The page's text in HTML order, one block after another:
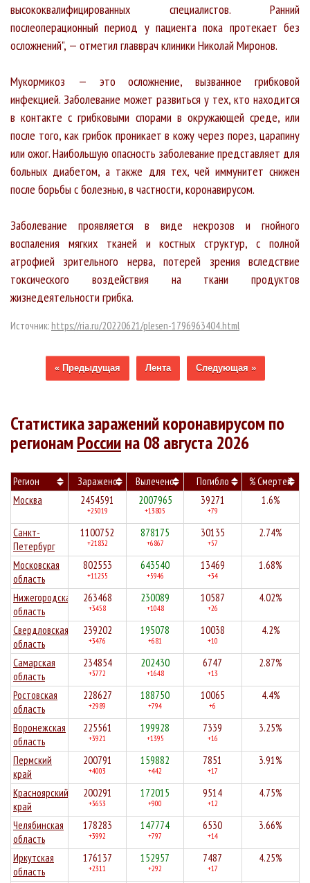
высококвалифицированных специалистов. Ранний
послеоперационный период у пациента пока протекает без
осложнений", — отметил главврач клиники Николай Миронов.
Мукормикоз — это осложнение, вызванное грибковой
инфекцией. Заболевание может развиться у тех, кто находится
в контакте с грибковыми спорами в окружающей среде, или
после того, как грибок проникает в кожу через порез, царапину
или ожог. Наибольшую опасность заболевание представляет для
больных диабетом, а также для тех, чей иммунитет снижен
после борьбы с болезнью, в частности, коронавирусом.
Заболевание проявляется в виде некрозов и гнойного
воспаления мягких тканей и костных структур, с полной
атрофией зрительного нерва, потерей зрения вследствие
токсического воздействия на ткани продуктов
жизнедеятельности грибка.
Источник: https://ria.ru/20220621/plesen-1796963404.html
« Предыдущая Лента Следующая »
Статистика заражений коронавирусом по
регионамРоссиина 08 августа 2026
Регион Заражено Вылечено Погибло
% Смертей
Москва
2454591
+25019
2007965
+13805
39271
+79
1.6%
Санкт-
Петербург
1100752
+21832
878175
+6867
30135
+57
2.74%
Московская
область
802553
+11255
643540
+5946
13469
+34
1.68%
Нижегородская
область
263468
+3458
230089
+1048
10587
+26
4.02%
Свердловская
область
239202
+3476
195078
+681
10038
+10
4.2%
Самарская
область
234854
+3772
202430
+1648
6747
+13
2.87%
Ростовская
область
228627
+2989
188750
+794
10065
+6
4.4%
Воронежская
область
225561
+3921
199928
+1395
7339
+16
3.25%
Пермский
край
200791
+4003
159882
+442
7851
+17
3.91%
Красноярский
край
200291
+3653
172015
+900
9514
+12
4.75%
Челябинская
область
178283
+3992
147774
+797
6530
+14
3.66%
Иркутская
область
176137
+2311
152957
+292
7487
+17
4.25%